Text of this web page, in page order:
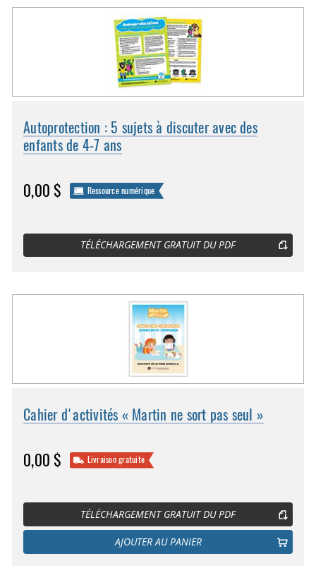
Autoprotection : 5 sujets à discuter avec des
enfants de 4-7 ans
0,00 $ Ressource numérique
TÉLÉCHARGEMENT GRATUIT DU PDF
Cahier d'activités « Martin ne sort pas seul »
0,00 $ Livraison gratuite
TÉLÉCHARGEMENT GRATUIT DU PDF
AJOUTER AU PANIER